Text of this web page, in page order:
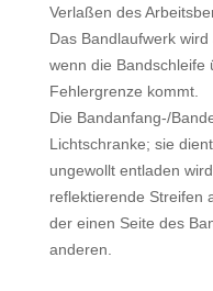
Verlaßen des
Das Bandlaufwerk
wenn die Bandschleife
Fehlergrenze kommt.
Die Bandanfang-/
Lichtschranke; sie
ungewollt entladen
reflektierende Streifen
der einen Seite des
anderen.